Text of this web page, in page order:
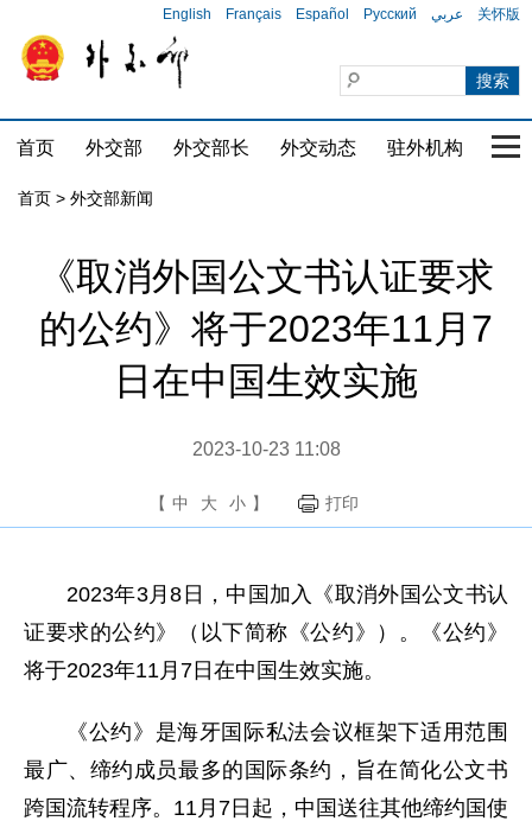
English Français Español Русский عربي 关怀版
首页 外交部 外交部长 外交动态 驻外机构 国
首页 > 外交部新闻
《取消外国公文书认证要求
的公约》将于2023年11月7
日在中国生效实施
2023-10-23 11:08
【 中 大 小 】 打印
2023年3月8日，中国加入《取消外国公文书认
证要求的公约》（以下简称《公约》）。《公约》
将于2023年11月7日在中国生效实施。
《公约》是海牙国际私法会议框架下适用范围
最广、缔约成员最多的国际条约，旨在简化公文书
跨国流转程序。11月7日起，中国送往其他缔约国使